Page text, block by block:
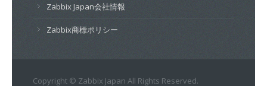
Zabbix Japan会社情報
Zabbix商標ポリシー
Copyright © Zabbix Japan All Rights Reserved.